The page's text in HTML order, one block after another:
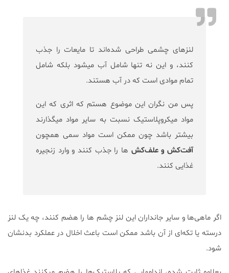
لنزهای چشمی طراحی شده‌اند تا مایعات را جذب
کنند، و این نه تنها شامل آب میشود بلکه شامل
تمام موادی است که در آب هستند.
پس من نگران این موضوع هستم که اثری که این
مواد میکروپلاستیک نسبت به سایر مواد میگذارند
بیشتر باشد چون ممکن است مواد سمی همچون
آفت‌کش و علف‌کش ها را جذب کنند و وارد زنجیره
غذایی کنند.
اگر ماهی‌ها و سایر جانداران این لنز چشم ها را هضم کنند، چه یک لنز
درسته یا تکه‌ای از آن باشد ممکن است باعث اخلال در عملکرد بدنشان
شود.